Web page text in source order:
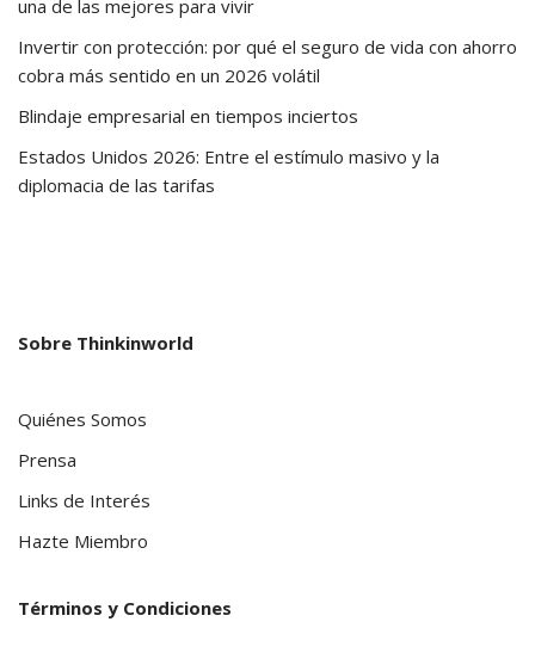
una de las mejores para vivir
Invertir con protección: por qué el seguro de vida con ahorro
cobra más sentido en un 2026 volátil
Blindaje empresarial en tiempos inciertos
Estados Unidos 2026: Entre el estímulo masivo y la
diplomacia de las tarifas
Sobre Thinkinworld
Quiénes Somos
Prensa
Links de Interés
Hazte Miembro
Términos y Condiciones